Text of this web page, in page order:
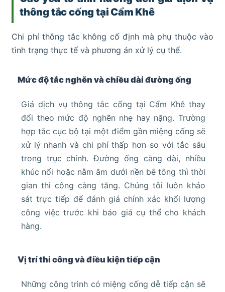
thông tắc cống tại Cẩm Khê
Chi phí thông tắc không cố định mà phụ thuộc vào
tình trạng thực tế và phương án xử lý cụ thể.
Mức độ tắc nghẽn và chiều dài đường ống
Giá dịch vụ thông tắc cống tại Cẩm Khê thay
đổi theo mức độ nghẽn nhẹ hay nặng. Trường
hợp tắc cục bộ tại một điểm gần miệng cống sẽ
xử lý nhanh và chi phí thấp hơn so với tắc sâu
trong trục chính. Đường ống càng dài, nhiều
khúc nối hoặc nằm âm dưới nền bê tông thì thời
gian thi công càng tăng. Chúng tôi luôn khảo
sát trực tiếp để đánh giá chính xác khối lượng
công việc trước khi báo giá cụ thể cho khách
hàng.
Vị trí thi công và điều kiện tiếp cận
Những công trình có miệng cống dễ tiếp cận sẽ